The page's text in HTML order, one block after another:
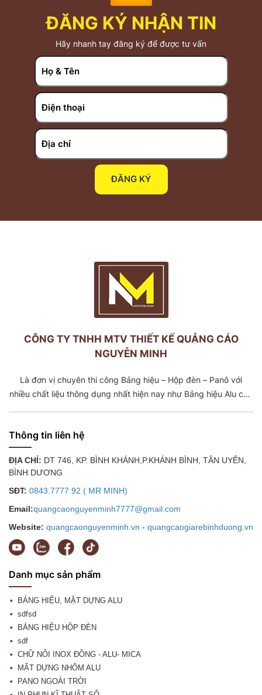
ĐĂNG KÝ NHẬN TIN
Hãy nhanh tay đăng ký để được tư vấn
ĐĂNG KÝ
CÔNG TY TNHH MTV THIẾT KẾ QUẢNG CÁO
NGUYỄN MINH
Là đơn vị chuyên thi công Bảng hiệu – Hộp đèn – Panô với
nhiều chất liệu thông dụng nhất hiện nay như Bảng hiệu Alu chữ
Thông tin liên hệ
ĐỊA CHỈ: DT 746, KP. BÌNH KHÁNH,P.KHÁNH BÌNH, TÂN UYÊN,
BÌNH DƯƠNG
SĐT: 0843.7777.92 ( MR MINH)
Email:quangcaonguyenminh7777@gmail.com
Website: quangcaonguyenminh.vn - quangcaogiarebinhduong.vn
Danh mục sản phẩm
BẢNG HIỆU, MẶT DỰNG ALU
sdfsd
BẢNG HIỆU HỘP ĐÈN
sdf
CHỮ NỔI INOX ĐỒNG - ALU- MICA
MẶT DỰNG NHÔM ALU
PANO NGOÀI TRỜI